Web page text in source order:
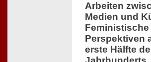
Arbeiten
Medien und
Feministische
Perspektiven
erste Hälfte